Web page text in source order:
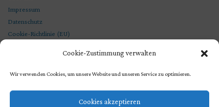
Cookie-Zustimmung verwalten
Wir verwenden Cookies, um unsere Website und unseren Service zu optimieren.
Cookies akzeptieren
Impressum
Datenschutz
Cookie-Richtlinie (EU)